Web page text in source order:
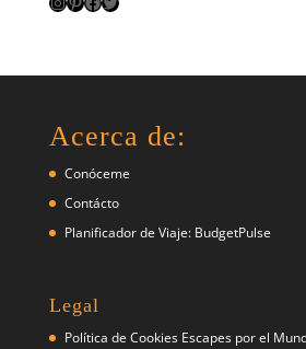
Acerca de:
Conóceme
Contácto
Planificador de Viaje: BudgetPulse
Legal
Política de Cookies Escapes por el